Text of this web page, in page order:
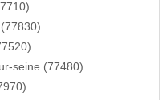
seine (77480)